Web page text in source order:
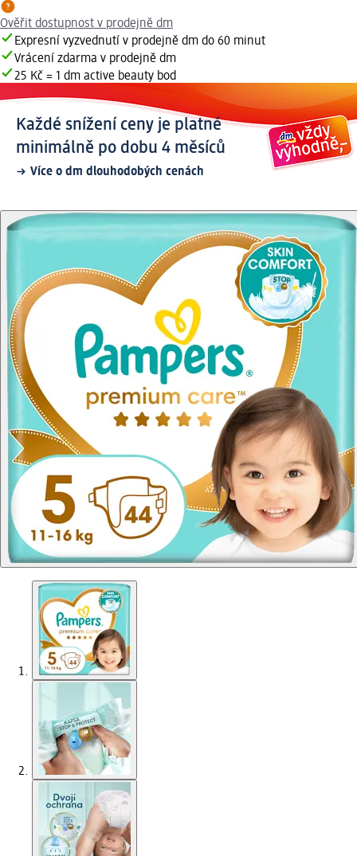
Ověřit dostupnost v prodejně dm
Expresní vyzvednutí v prodejně dm do 60 minut
Vrácení zdarma v prodejně dm
25 Kč = 1 dm active beauty bod
Každé snížení ceny je platné
minimálně po dobu 4 měsíců
Více o dm dlouhodobých cenách